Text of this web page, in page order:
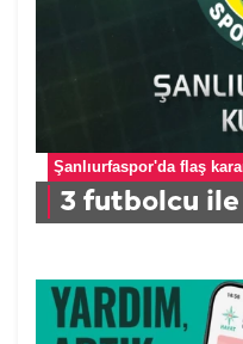
Şanlıurfaspor'da flaş
3 futbolcu ile